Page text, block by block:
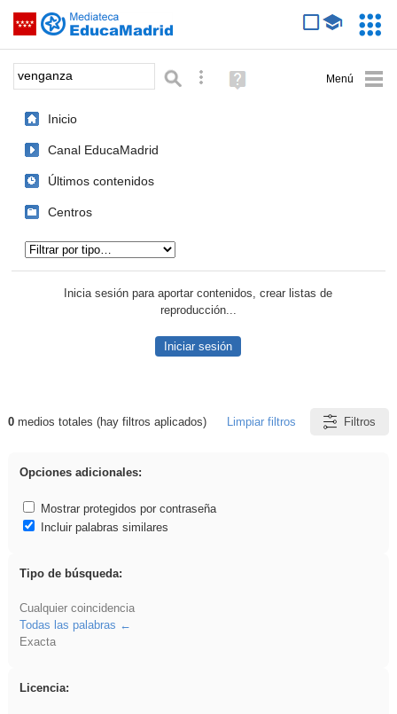
Saltar navegación
Palabra o frase: Búsqueda avanzada
Ayuda
(en
Inicio
Canal EducaMadrid
Últimos contenidos
Centros
Inicia sesión para aportar contenidos, crear listas de
reproducción...
Iniciar sesión
Resultados de: venganza
0medios totales (hay filtros aplicados) Limpiar filtros Filtros
Opciones adicionales:
Mostrar protegidos por contraseña
Incluir palabras similares
Tipo de búsqueda:
Cualquier coincidencia
Todas las palabras
Exacta
Licencia: